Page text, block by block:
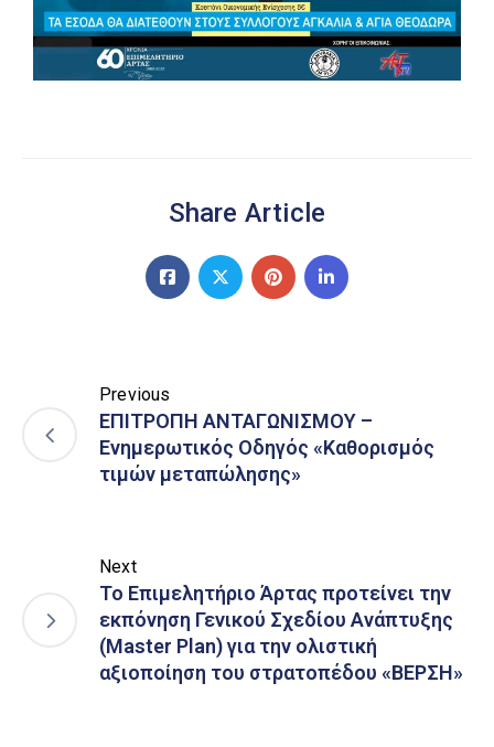
Share Article
Previous
ΕΠΙΤΡΟΠΗ ΑΝΤΑΓΩΝΙΣΜΟΥ –
Ενημερωτικός Οδηγός «Καθορισμός
τιμών μεταπώλησης»
Next
Το Επιμελητήριο Άρτας προτείνει την
εκπόνηση Γενικού Σχεδίου Ανάπτυξης
(Master Plan) για την ολιστική
αξιοποίηση του στρατοπέδου «ΒΕΡΣΗ»